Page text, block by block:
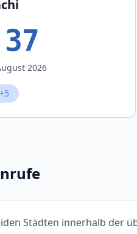
2026
Städten innerhalb der